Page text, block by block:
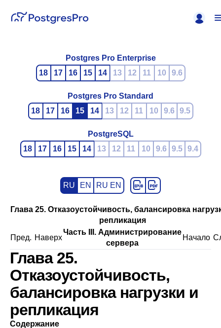
Postgres Pro Enterprise
18
17 16 15 14 13 12 11 10 9.6
Postgres Pro Standard
18
17 16 15 14 13 12 11 10 9.6 9.5
PostgreSQL
18
17 16 15 14 13 12 11 10 9.6 9.5 9.4
RU EN RU EN
Глава 25. Отказоустойчивость, балансировка
репликация
Пред. Наверх
Часть III. Администрирование
сервера
Начало
Глава 25.
Отказоустойчивость,
балансировка нагрузки и
репликация
Содержание